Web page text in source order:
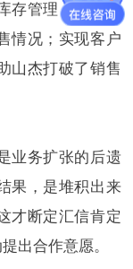
存管理；和物流
情况；实现客户
山杰打破了销售
业务扩张的后遗
果，是堆积出来
才断定汇信肯定
出合作意愿。